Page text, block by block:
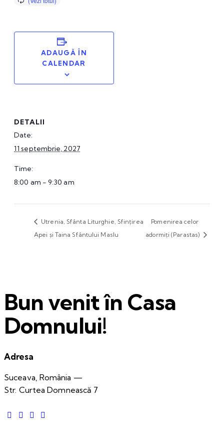
ADAUGĂ ÎN
CALENDAR
DETALII
Date:
11 septembrie, 2027
Time:
8:00 am - 9:30 am
Utrenia, Sfânta Liturghie, Sfințirea
Apei și Taina Sfântului Maslu
Pomenirea celor
adormiți (Parastas)
Bun venit în Casa
Domnului!
Adresa
Suceava, România —
Str. Curtea Domnească 7